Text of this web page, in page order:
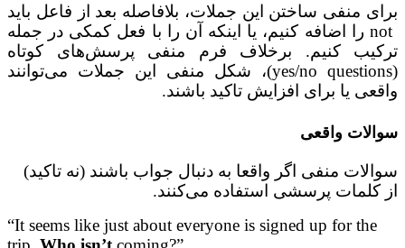
برای منفی ساختن این جملات، بلافاصله بعد از فاعل باید
not را اضافه کنیم، یا اینکه آن را با فعل کمکی در جمله
ترکیب کنیم. برخلاف فرم منفی پرسش‌های کوتاه
(
yes/no questions)، شکل منفی این جملات می‌توانند
واقعی یا برای افزایش تاکید باشند.
سوالات واقعی
سوالات منفی اگر واقعا به دنبال جواب باشند (نه تاکید)
از کلمات پرسشی استفاده می‌کنند.
“It seems like just about everyone is signed up for the